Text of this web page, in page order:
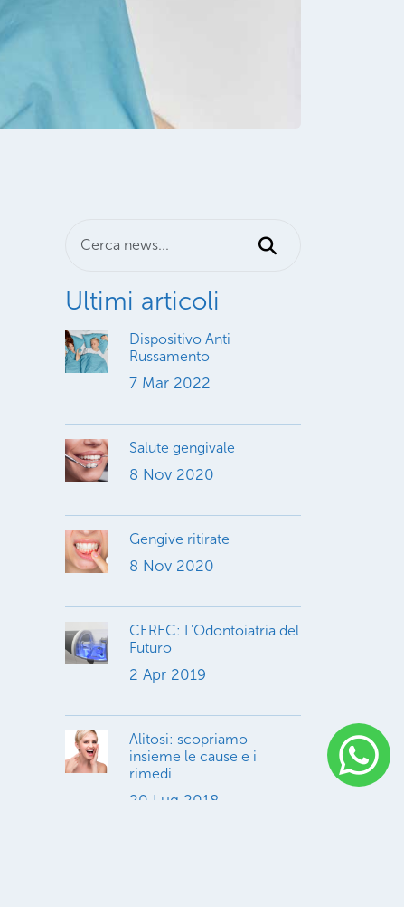
Ultimi articoli
Dispositivo Anti
Russamento
7 Mar 2022
Salute gengivale
8 Nov 2020
Gengive ritirate
8 Nov 2020
CEREC: L’Odontoiatria del
Futuro
2 Apr 2019
Alitosi: scopriamo
insieme le cause e i
rimedi
20 Lug 2018